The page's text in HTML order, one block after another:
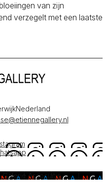
van zijn
verzegelt met een laatste
Nederland
Associatie